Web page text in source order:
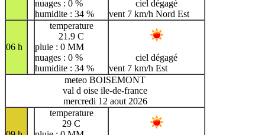
nuages : 0 %
humidite : 34 %
ciel dégagé
vent 7 km/h Nord Est
06 h
temperature
21.9 C
pluie : 0 MM
nuages : 0 %
humidite : 34 %
ciel dégagé
vent 7 km/h Est
meteo BOISEMONT
val d oise ile-de-france
mercredi 12 aout 2026
temperature
29 C